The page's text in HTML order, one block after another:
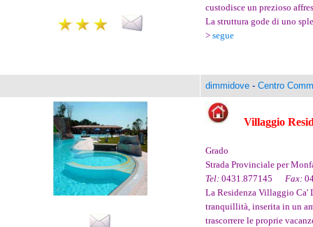
custodisce un prezioso
La struttura gode di uno
> segue
dimmidove- Centro
Villaggio
Grado
Strada Provinciale per
Tel: 0431.877145 Fax:
La Residenza Villaggio Ca'
tranquillità, inserita in un
trascorrere le proprie